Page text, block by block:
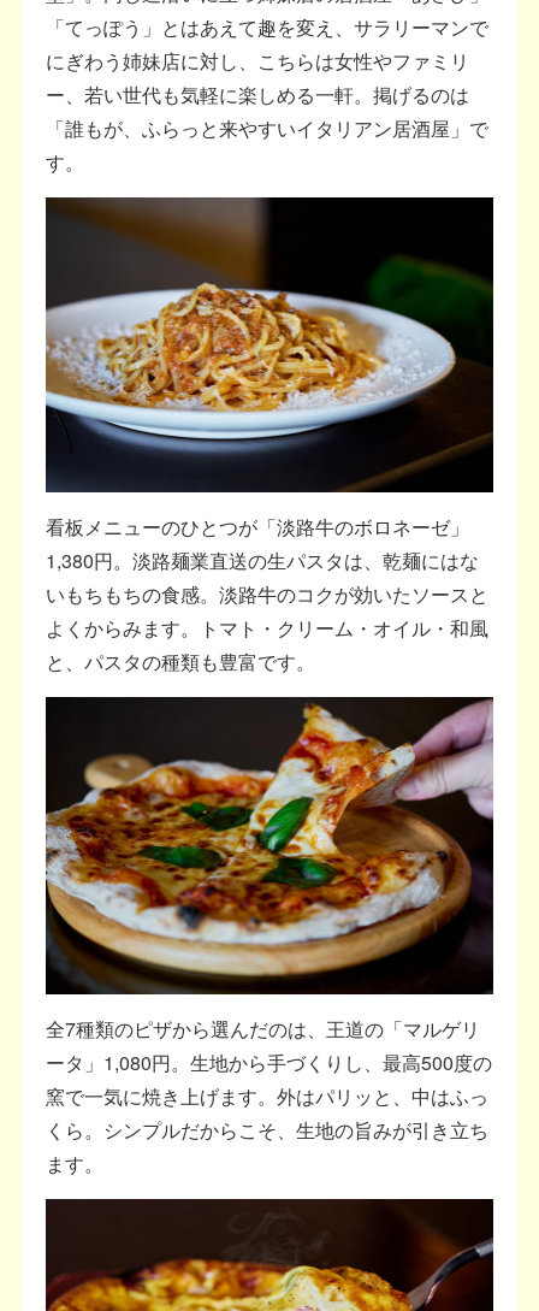
「てっぽう」とはあえて趣を変え、サラリーマンで
にぎわう姉妹店に対し、こちらは女性やファミリ
ー、若い世代も気軽に楽しめる一軒。掲げるのは
「誰もが、ふらっと来やすいイタリアン居酒屋」で
す。
看板メニューのひとつが「淡路牛のボロネーゼ」
1,380円。淡路麺業直送の生パスタは、乾麺にはな
いもちもちの食感。淡路牛のコクが効いたソースと
よくからみます。トマト・クリーム・オイル・和風
と、パスタの種類も豊富です。
全7種類のピザから選んだのは、王道の「マルゲリ
ータ」1,080円。生地から手づくりし、最高500度の
窯で一気に焼き上げます。外はパリッと、中はふっ
くら。シンプルだからこそ、生地の旨みが引き立ち
ます。